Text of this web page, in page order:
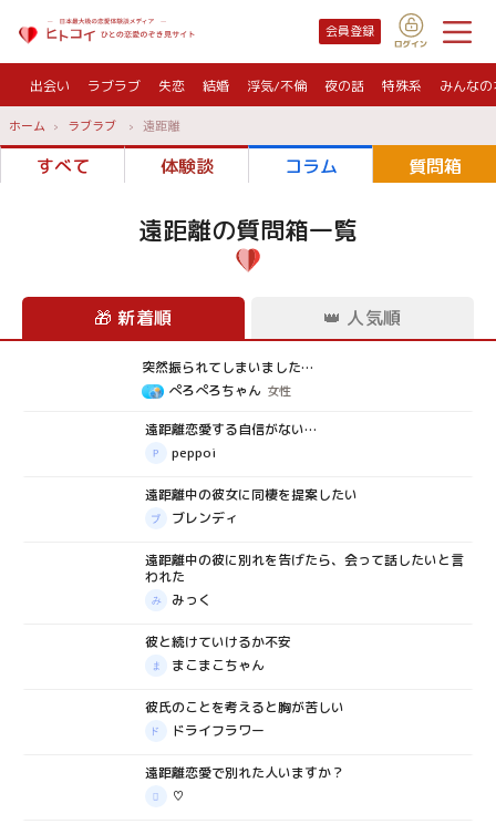
会員登録
出会い ラブラブ 失恋 結婚 浮気/不倫 夜の話 特殊系 みんな
ホーム ラブラブ 遠距離
すべて 体験談 コラム 質問箱
遠距離の質問箱一覧
🎁 新着順 👑 人気順
突然振られてしまいました…
ぺろぺろちゃん 女性
遠距離恋愛する自信がない…
peppoi
遠距離中の彼女に同棲を提案したい
ブレンディ
遠距離中の彼に別れを告げたら、会って話したいと言
われた
みっく
彼と続けていけるか不安
まこまこちゃん
彼氏のことを考えると胸が苦しい
ドライフラワー
遠距離恋愛で別れた人いますか？
♡